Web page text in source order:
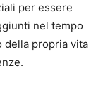
per essere
nel tempo
della propria vita